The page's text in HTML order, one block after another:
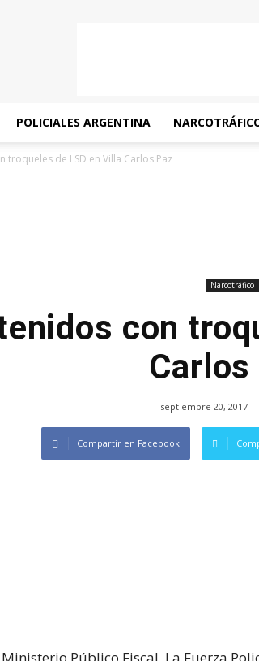
POLICIALES ARGENTINA
troqueles de LSD en Villa Carlos Paz
Narcotráfico
con
Carlos
septiembre 20, 2017
Compartir en Facebook